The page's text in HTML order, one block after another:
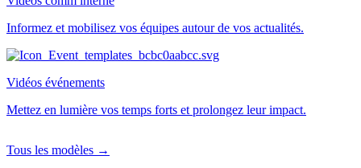
Informez et mobilisez vos équipes autour de vos actualités.
Vidéos événements
Mettez en lumière vos temps forts et prolongez leur impact.
Tous les modèles →